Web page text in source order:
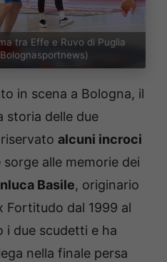
tra Effe e Ruvo di Puglia
in scena a Bologna, il
storia delle due
alcuni incroci
alle memorie dei
Basile, originario
Fortitudo dal 1999 al
i due scudetti e ha
nella finale persa